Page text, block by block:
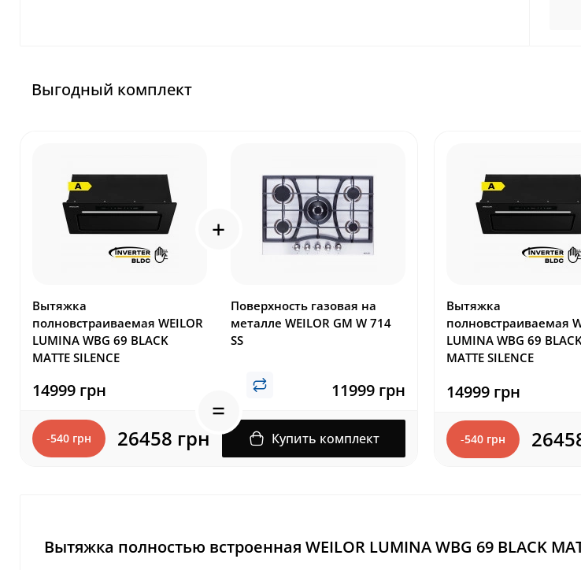
Выгодный комплект
Вытяжка
полновстраиваемая WEILOR
LUMINA WBG 69 BLACK
MATTE SILENCE
14999 грн
Поверхность газовая на
металле WEILOR GM W 714
SS
11999 грн
-540 грн 26458 грн Купить комплект
Вытяжка
полновстраиваемая
LUMINA WBG 69
MATTE SILENCE
14999 грн
-540 грн
Вытяжка полностью встроенная WEILOR LUMINA WBG 69 BLACK